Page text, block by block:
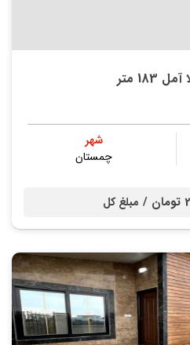
متر
شهر
چمستان
/ مبلغ کل